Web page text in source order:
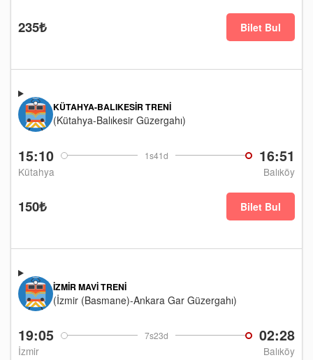
235₺ Bilet Bul
15:10 1s41d 16:51
Kütahya Balıköy
KÜTAHYA-BALIKESIR TRENI
(Kütahya-Balıkesir Güzergahı)
150₺ Bilet Bul
19:05 7s23d 02:28
İzmir Balıköy
İZMIR MAVI TRENI
(İzmir (Basmane)-Ankara Gar Güzergahı)